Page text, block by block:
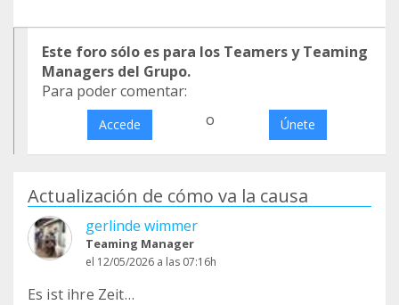
Este foro sólo es para los Teamers y Teaming
Managers del Grupo.
Para poder comentar:
Accede o Únete
Actualización de cómo va la causa
gerlinde wimmer
Teaming Manager
el 12/05/2026 a las 07:16h
Es ist ihre Zeit…